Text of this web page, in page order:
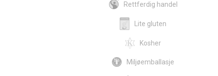
Rettferdig handel
Lite gluten
Kosher
Miljøemballasje